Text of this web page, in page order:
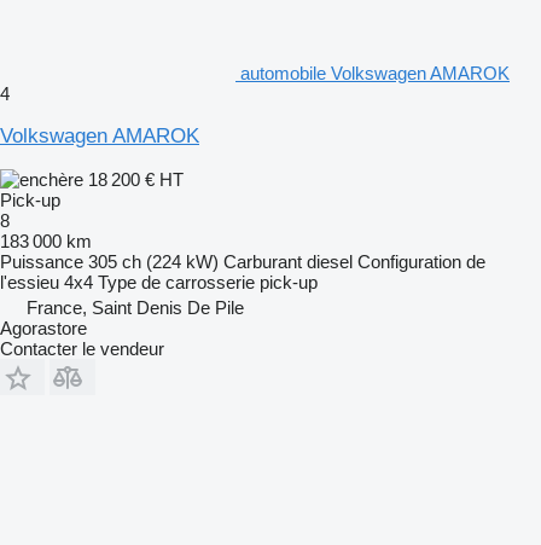
automobile Volkswagen AMAROK
4
Volkswagen AMAROK
18 200 € HT
Pick-up
8
183 000 km
Puissance 305 ch (224 kW) Carburant diesel Configuration de
l'essieu 4x4 Type de carrosserie pick-up
France, Saint Denis De Pile
Agorastore
Contacter le vendeur